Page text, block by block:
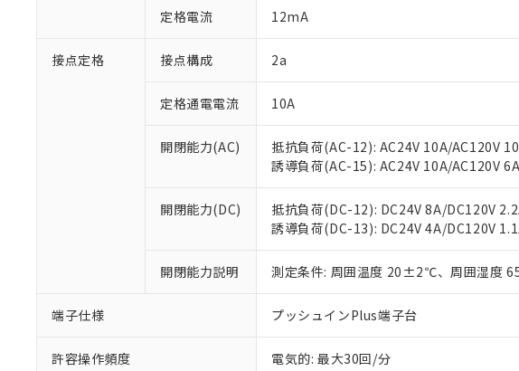
定格電流 12mA
接点定格 接点構成 2a
定格通電電流 10A
開閉能力(AC)
抵抗負荷(AC-12): AC24V 10A/AC120V
誘導負荷(AC-15): AC24V 10A/AC120V
開閉能力(DC)
抵抗負荷(DC-12): DC24V 8A/DC120V
誘導負荷(DC-13): DC24V 4A/DC120V
開閉能力説明 測定条件: 周囲温度 20±2℃、周囲湿度
端子仕様 プッシュインPlus端子台
許容操作頻度
電気的: 最大30回/分
い。
正式な納期状況および標準価格
当社販売員にご相談ください。
オムロン制御機器販売店や当社
在庫状況および標準価格結果を
す。
マイパーツ機能（部品リスト作
お客様が当ウェブサイト上で当
が、当社の製品・サービスに関
さい。
※当社の共同利用者とは、"個人
いる法人を指します。
但し、RoHS指令で産業用監視および制御機器に
※2 対応予定月
部品在庫の切り替え状況などにより、
※3 非含有証明書ダウンロード
下記の非含有証明書をダウンロードす
EU RoHS指令（10物質）の非含有証明
「○」：最大均質材料含有率が中国
「×」：最大均質材料含有率が中国
*中国RoHS10物質の基準値 (GB/T26572)：
Pb(鉛) :1000ppm、 Hg(水銀) : 1000ppm、 Cd(カ
Cr(Ⅵ)(六価クロム) : 1000ppm、 PBBs(ポリ臭化
DBP(フタル酸ジブチル) : 1000ppm、 DIBP(フ
DEHP(フタル酸ビス(2-エチルヘキシル)) :
※2 環境保護使用期限
「ｅ」：有害物質（10物質）のすべ
「10」：通常の使用状況下において
味します。
当社は、これら貴社製品のうち
当社は貴社製品を、核兵器、ミ
置等に一切使用いたしません。
当社は、貴社製品を第三者に販
また当社は、販売先および販売
たしません。
号
○ 一定数以上の在庫あり
△ 一定数には満たないが在庫
－
在庫なし(最新の在庫状況に
機器販売店・当社販売員に
空
白
受注生産機種、また在庫状